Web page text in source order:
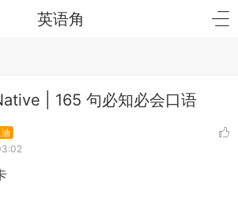
英语角
| 165 句必知必会口语